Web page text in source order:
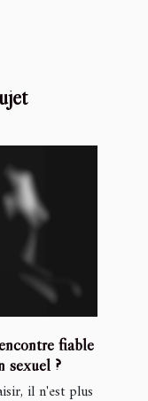
fiable
sexuel ?
il n'est plus